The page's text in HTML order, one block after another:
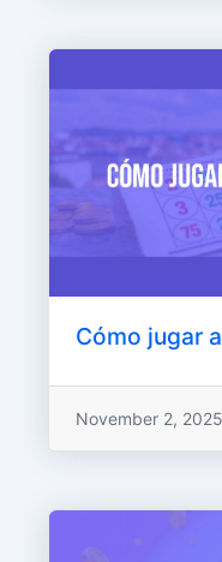
Cómo jugar
November 2, 2025